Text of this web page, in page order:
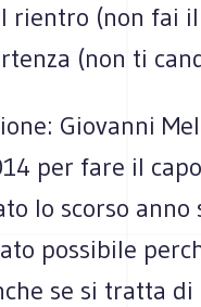
rientro (non fai
(non ti
Giovanni
per fare il
lo scorso
possibile
se si tratta